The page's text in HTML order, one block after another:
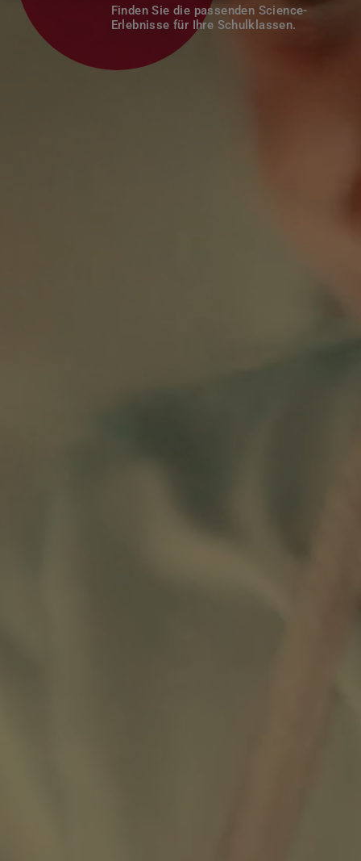
Finden Sie die passenden Science-
Erlebnisse für Ihre Schulklassen.